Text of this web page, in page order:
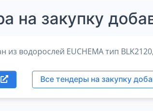
на закупку
водорослей EUCHEMA тип BLK2120,
Все тендеры на закупку